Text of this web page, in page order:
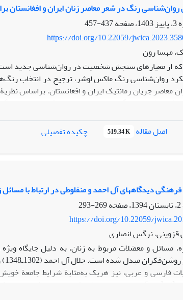
رنگ در شعر معاصر زنان ایران و افغانستان
437-457
https://doi.org/10.22059/
مهسا رون
از معیارهای سنجش شخصیت در روان‌شناسی جدید است،
روان‌شناسی رنگ ماکس لوشر، ترجیح در انتخاب
معاصر جریان رمانتیک ایران و افغانستان، براساس
فروغ فرخزاد رنگ سیاه در انتخاب اول قرار دارد و
رنگ سبز در کنار سیاه حکایت از امیدواری او برای
است و سیاه در کنار آن بیانگر استبداد، خفقان و
آرام و امیدبخش جای رنگ‌های تیره را می‌گیرند و این
اصل مقاله 519.34 K چکیده تفصیلی
دیدگاه‏های آل احمد و منفلوطی در ارتباط با مسائل
269-293
https://doi.org/10.22059/
نرگس انصاری
مسائل و معضلات مربوط به زنان، به دلیل جایگاه
فارسی و عربی، نیز هریک به‌مثابة شرایط جامعة
گوناگون آن را به نقد و نظر نشسته‌اند. نوشتار
در نحوة نگرش ایشان به مسائل زنان است که در شش